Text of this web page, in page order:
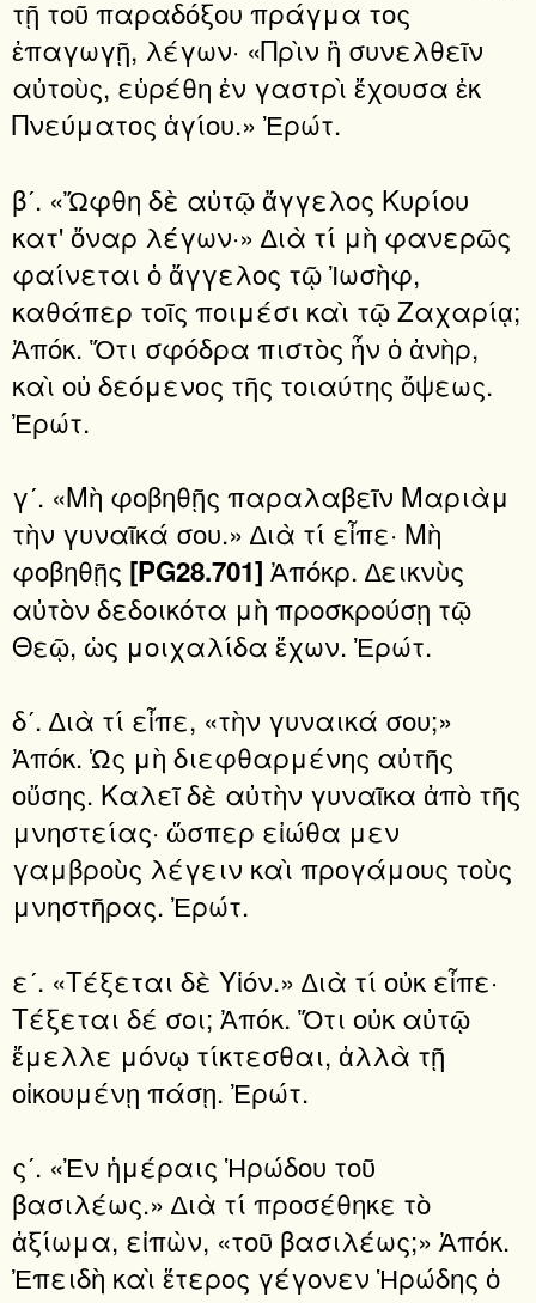
τῇ τοῦ παραδόξου πράγμα τος
ἐπαγωγῇ, λέγων· «Πρὶν ἢ συνελθεῖν
αὐτοὺς, εὑρέθη ἐν γαστρὶ ἔχουσα ἐκ
Πνεύματος ἁγίου.» Ἐρώτ.
βʹ. «Ὤφθη δὲ αὐτῷ ἄγγελος Κυρίου
κατ' ὄναρ λέγων·» ∆ιὰ τί μὴ φανερῶς
φαίνεται ὁ ἄγγελος τῷ Ἰωσὴφ,
καθάπερ τοῖς ποιμέσι καὶ τῷ Ζαχαρίᾳ;
Ἀπόκ. Ὅτι σφόδρα πιστὸς ἦν ὁ ἀνὴρ,
καὶ οὐ δεόμενος τῆς τοιαύτης ὄψεως.
Ἐρώτ.
γʹ. «Μὴ φοβηθῇς παραλαβεῖν Μαριὰμ
τὴν γυναῖκά σου.» ∆ιὰ τί εἶπε· Μὴ
φοβηθῇς [PG28.701] Ἀπόκρ. ∆εικνὺς
αὐτὸν δεδοικότα μὴ προσκρούσῃ τῷ
Θεῷ, ὡς μοιχαλίδα ἔχων. Ἐρώτ.
δʹ. ∆ιὰ τί εἶπε, «τὴν γυναικά σου;»
Ἀπόκ. Ὡς μὴ διεφθαρμένης αὐτῆς
οὔσης. Καλεῖ δὲ αὐτὴν γυναῖκα ἀπὸ τῆς
μνηστείας· ὥσπερ εἰώθα μεν
γαμβροὺς λέγειν καὶ προγάμους τοὺς
μνηστῆρας. Ἐρώτ.
εʹ. «Τέξεται δὲ Υἱόν.» ∆ιὰ τί οὐκ εἶπε·
Τέξεται δέ σοι; Ἀπόκ. Ὅτι οὐκ αὐτῷ
ἔμελλε μόνῳ τίκτεσθαι, ἀλλὰ τῇ
οἰκουμένῃ πάσῃ. Ἐρώτ.
ςʹ. «Ἐν ἡμέραις Ἡρώδου τοῦ
βασιλέως.» ∆ιὰ τί προσέθηκε τὸ
ἀξίωμα, εἰπὼν, «τοῦ βασιλέως;» Ἀπόκ.
Ἐπειδὴ καὶ ἕτερος γέγονεν Ἡρώδης ὁ